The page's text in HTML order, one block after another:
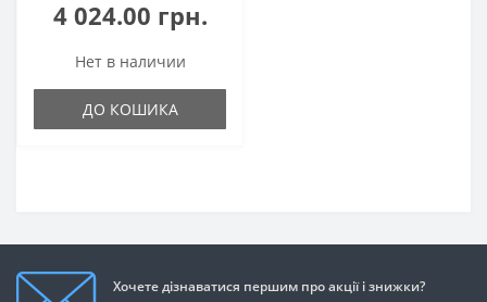
4 024.00 грн.
Нет в наличии
ДО КОШИКА
Хочете дізнаватися першим про акції і знижки?